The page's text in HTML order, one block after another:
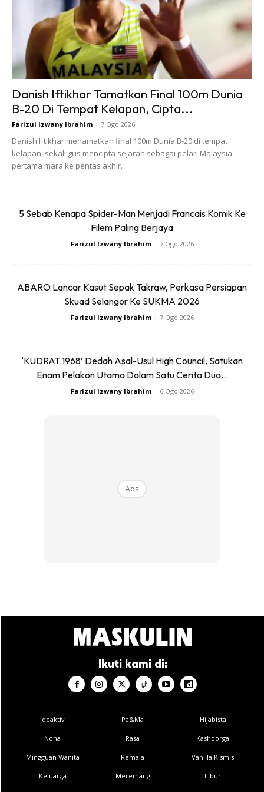
? Susu kotak (brand apa pun boleh). Kalau nak guna susu
pekat tin pun boleh.
? Halia (besar ibu jari) lebih kurang 3cm-4cm. Halia ni ikut
Cara membuatnya:
Danish Iftikhar Tamatkan Final 100m Dunia
B-20 Di Tempat Kelapan, Cipta...
Farizul Izwany Ibrahim - 7 Ogo 2026
Danish Iftikhar menamatkan final 100m Dunia B-20 di tempat
kelapan, sekali gus mencipta sejarah sebagai pelari Malaysia
pertama mara ke pentas akhir.
5 Sebab Kenapa Spider-Man Menjadi Francais Komik Ke
Filem Paling Berjaya
Farizul Izwany Ibrahim - 7 Ogo 2026
ABARO Lancar Kasut Sepak Takraw, Perkasa Persiapan
Skuad Selangor Ke SUKMA 2026
Farizul Izwany Ibrahim - 7 Ogo 2026
‘KUDRAT 1968’ Dedah Asal-Usul High Council, Satukan
Enam Pelakon Utama Dalam Satu Cerita Dua...
Farizul Izwany Ibrahim - 6 Ogo 2026
Ads
Ikuti kami di:
Ideaktiv
Nona
Mingguan Wanita
Keluarga
Pa&Ma
Rasa
Remaja
Meremang
Hijabista
Kashoorga
Vanilla Kismis
Libur